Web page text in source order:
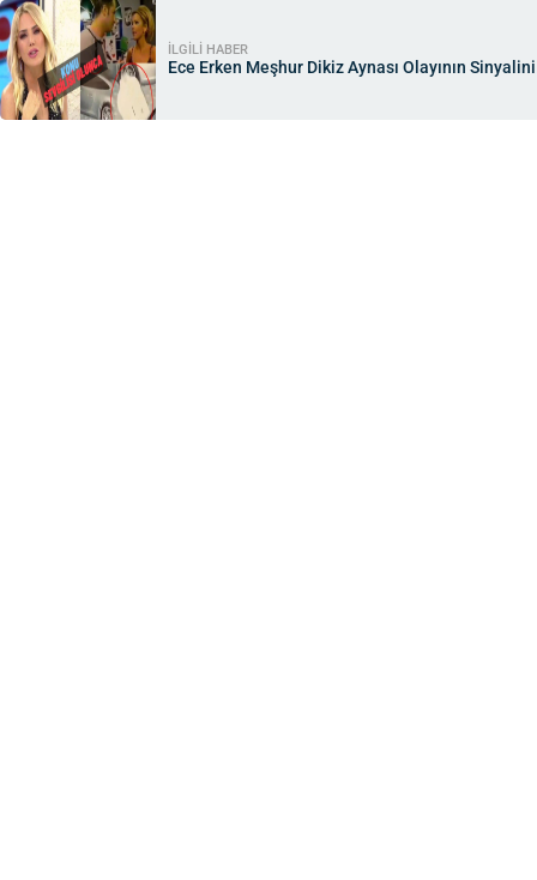
İLGİLİ HABER
Ece Erken Meşhur Dikiz Aynası Olayının